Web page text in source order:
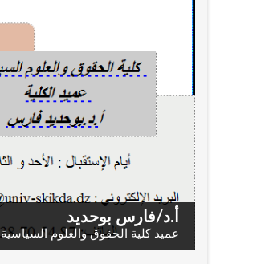
أ.د/فارس بوحديد
عميد كلية الحقوق والعلوم السياسية